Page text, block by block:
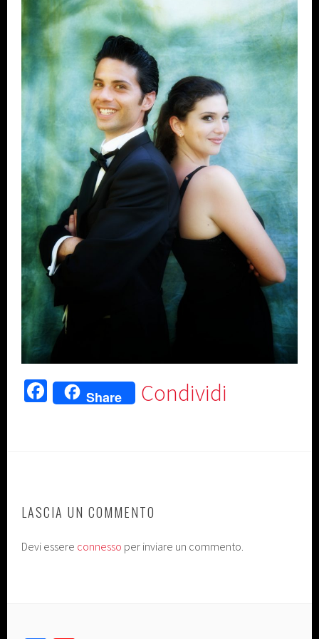
Fa
ce
Share Condividi
LASCIA UN COMMENTO
Devi essere connesso per inviare un commento.